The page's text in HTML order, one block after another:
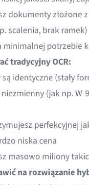
dokumenty
scalenia, brak ramek)
minimalnej potrzebie
tradycyjny OCR:
identyczne (stały
(jak np.
perfekcyjnej
niska cena
masowo miliony
na rozwiązanie